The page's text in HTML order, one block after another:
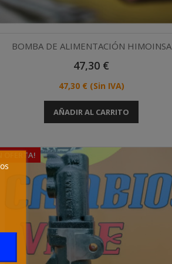
Vista rápida
BOMBA DE ALIMENTACIÓN HIMOINSA
Precio
47,30 €
Precio
47,30 € (Sin IVA)
AÑADIR AL CARRITO
OFERTA!